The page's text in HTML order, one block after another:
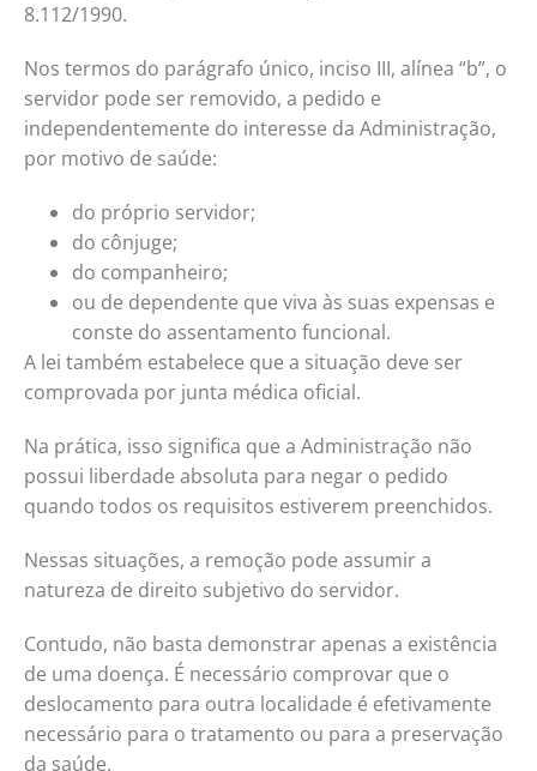
8.112/1990.
Nos termos do parágrafo único, inciso III, alínea “b”, o
servidor pode ser removido, a pedido e
independentemente do interesse da Administração,
por motivo de saúde:
do próprio servidor;
do cônjuge;
do companheiro;
ou de dependente que viva às suas expensas e
conste do assentamento funcional.
A lei também estabelece que a situação deve ser
comprovada por junta médica oficial.
Na prática, isso significa que a Administração não
possui liberdade absoluta para negar o pedido
quando todos os requisitos estiverem preenchidos.
Nessas situações, a remoção pode assumir a
natureza de direito subjetivo do servidor.
Contudo, não basta demonstrar apenas a existência
de uma doença. É necessário comprovar que o
deslocamento para outra localidade é efetivamente
necessário para o tratamento ou para a preservação
da saúde.